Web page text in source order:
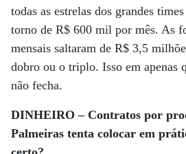
todas as estrelas dos grandes
torno de R$ 600 mil por mês. As
mensais saltaram de R$ 3,5
dobro ou o triplo. Isso em apenas
não fecha.
DINHEIRO – Contratos por
Palmeiras tenta colocar em